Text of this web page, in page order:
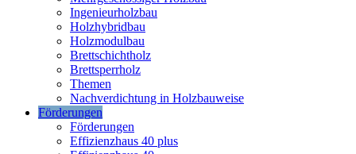
Ingenieurholzbau
Holzhybridbau
Holzmodulbau
Brettschichtholz
Brettsperrholz
Themen
Nachverdichtung in Holzbauweise
Förderungen
Förderungen
Effizienzhaus 40 plus